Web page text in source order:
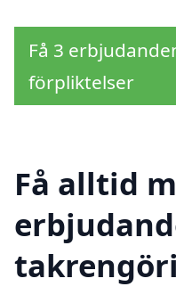
Få 3
förpliktelser
Få alltid